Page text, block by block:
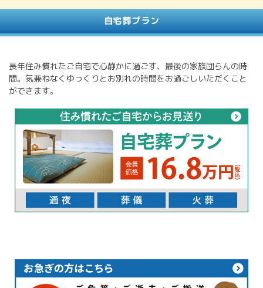
自宅葬プラン
長年住み慣れたご自宅で心静かに過ごす、最後の家族団らんの時
間。気兼ねなくゆっくりとお別れの時間をお過ごしいただくこと
ができます。